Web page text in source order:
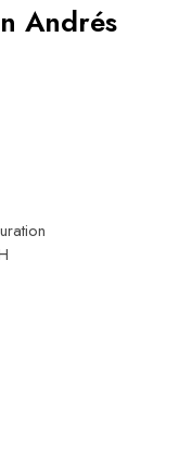
Andrés